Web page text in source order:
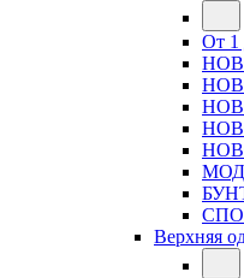
От 1
Верхняя